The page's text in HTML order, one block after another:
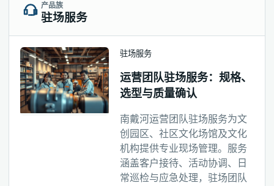
产品族
驻场服务
驻场服务
运营团队驻场服务：规格、
选型与质量确认
南戴河运营团队驻场服务为文
创园区、社区文化场馆及文化
机构提供专业现场管理。服务
涵盖客户接待、活动协调、日
常巡检与应急处理，驻场团队